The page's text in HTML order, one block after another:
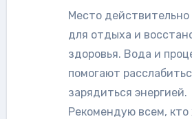
Место действительно
для отдыха и
здоровья. Вода и
помогают
зарядиться энергией.
Рекомендую всем, кто